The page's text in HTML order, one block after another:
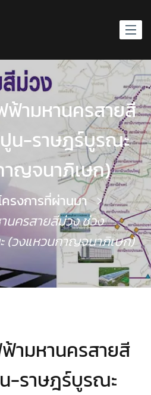
ฟ้ามหานครสายสี
น-ราษฎร์บูรณะ
าญจนาภิเษก)
ครงการที่ผ่านมา
นครสายสีม่วง ช่วง
(วงแหวนกาญจนาภิเษก)
ามหานครสายสี
-ราษฎร์บูรณะ